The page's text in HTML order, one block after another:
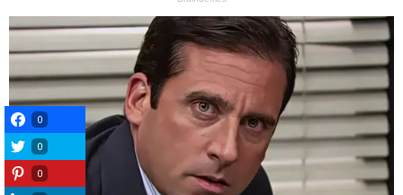
0
0
0